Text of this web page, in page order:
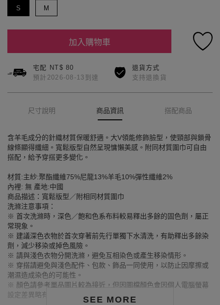
S M
加入購物車
宅配 NT$ 80
預計2026-08-13到達
退貨方式
支持退換貨
尺寸說明 商品資訊 搭配商品
SEE MORE
含羊毛成分的針織材質保暖舒適。大V領能修飾臉型，使頸部與鎖骨
線條顯得纖細。寬鬆版型自然呈現慵懶美感。附同材質圍巾可自由
搭配，給予穿搭更多變化。
材質:主紗:聚酯纖維75%尼龍13%羊毛10%彈性纖維2%
內裡: 無 產地:中國
商品描述：寬鬆版型／附相同材質圍巾
洗滌注意事項：
※ 首次洗滌時，深色／飽和色系布料較易釋出多餘的固色劑，屬正
常現象。
※ 建議深色衣物於首次穿著前先行單獨下水清洗，有助釋出多餘染
劑，減少移染或掉色風險。
※ 請與淺色衣物分開洗滌，避免互相染色或產生移染情形。
※ 穿搭請避免與淺色配件、包款、飾品一同使用，以防止因摩擦或
潮濕造成染色的可能性。
※ 顏色請參考單品圖片較為接近，但因圖檔顏色會因個人電腦螢幕
設定差異略有不同，請以實際商品顏色為準。